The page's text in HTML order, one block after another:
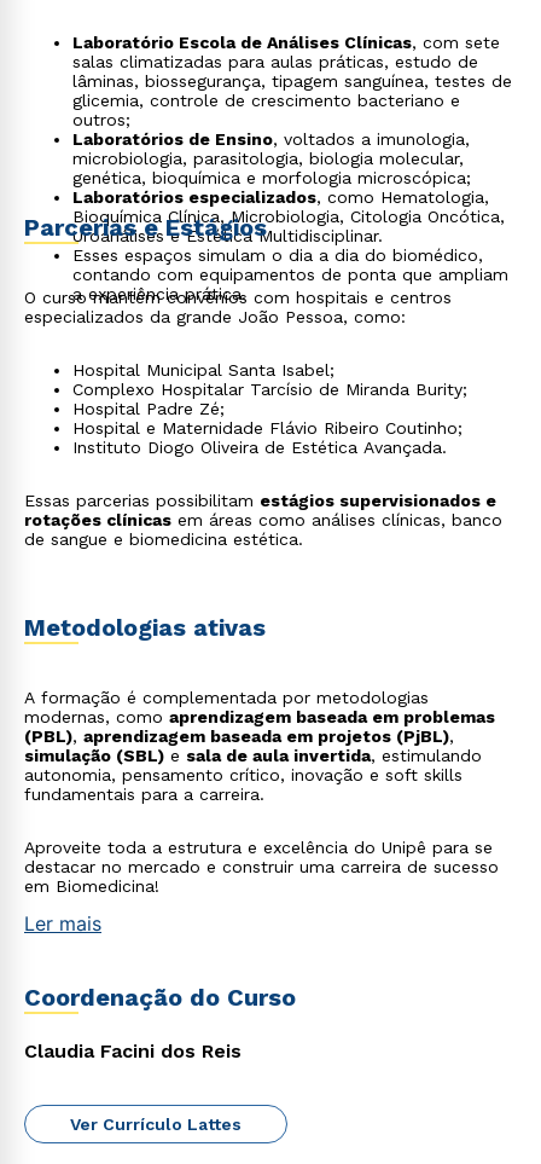
Laboratório Escola de Análises Clínicas, com sete
salas climatizadas para aulas práticas, estudo de
lâminas, biossegurança, tipagem sanguínea, testes de
glicemia, controle de crescimento bacteriano e
outros;
Laboratórios de Ensino, voltados a imunologia,
microbiologia, parasitologia, biologia molecular,
genética, bioquímica e morfologia microscópica;
Laboratórios especializados, como Hematologia,
Bioquímica Clínica, Microbiologia, Citologia Oncótica,
Uroanálises e Estética Multidisciplinar.
Esses espaços simulam o dia a dia do biomédico,
contando com equipamentos de ponta que ampliam
a experiência prática.
Parcerias e Estágios
O curso mantém convênios com hospitais e centros
especializados da grande João Pessoa, como:
Hospital Municipal Santa Isabel;
Complexo Hospitalar Tarcísio de Miranda Burity;
Hospital Padre Zé;
Hospital e Maternidade Flávio Ribeiro Coutinho;
Instituto Diogo Oliveira de Estética Avançada.
Essas parcerias possibilitam estágios supervisionados e
rotações clínicas em áreas como análises clínicas, banco
de sangue e biomedicina estética.
Metodologias ativas
A formação é complementada por metodologias
modernas, como aprendizagem baseada em problemas
(PBL), aprendizagem baseada em projetos (PjBL),
simulação (SBL) e sala de aula invertida, estimulando
autonomia, pensamento crítico, inovação e soft skills
fundamentais para a carreira.
Aproveite toda a estrutura e excelência do Unipê para se
destacar no mercado e construir uma carreira de sucesso
em Biomedicina!
Ler mais
Coordenação do Curso
Claudia Facini dos Reis
Ver Currículo Lattes
Rápido e fácil